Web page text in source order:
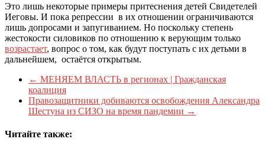
Это лишь некоторые примеры притеснения детей Свидетелей
Иеговы. И пока репрессии в их отношении ограничиваются
лишь допросами и запугиванием. Но поскольку степень
жестокости силовиков по отношению к верующим только
возрастает, вопрос о том, как будут поступать с их детьми в
дальнейшем, остаётся открытым.
← МЕНЯЕМ ВЛАСТЬ в регионах | Гражданская
коалиция
Правозащитники добиваются освобождения Александра
Шестуна из СИЗО на время пандемии →
Читайте также: